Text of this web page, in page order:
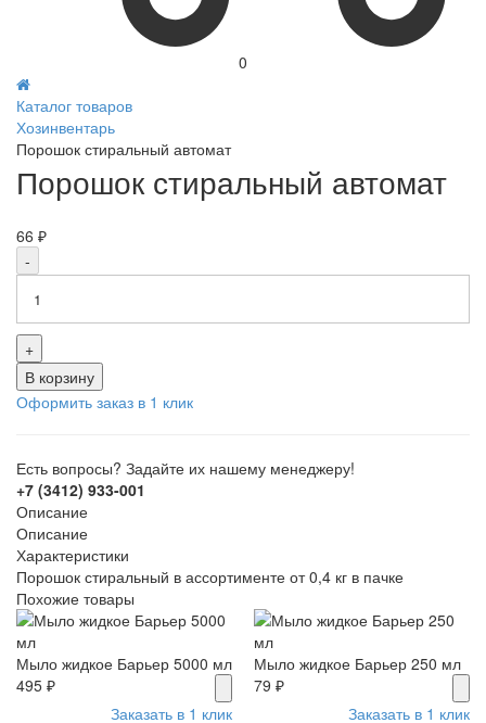
0
Каталог товаров
Хозинвентарь
Порошок стиральный автомат
Порошок стиральный автомат
66 ₽
-
+
В корзину
Оформить заказ в 1 клик
Есть вопросы? Задайте их нашему менеджеру!
+7 (3412) 933-001
Описание
Описание
Характеристики
Порошок стиральный в ассортименте от 0,4 кг в пачке
Похожие товары
Мыло жидкое Барьер 5000 мл
495 ₽
Заказать в 1 клик
Мыло жидкое Барьер 250 мл
79 ₽
Заказать в 1 клик